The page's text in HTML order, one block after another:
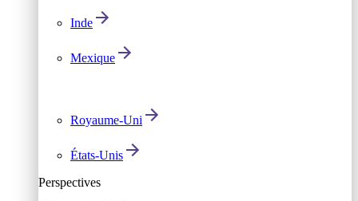
Inde
Mexique
Royaume-Uni
États-Unis
Perspectives